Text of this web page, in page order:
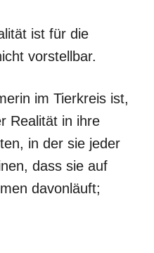
ist für die
vorstellbar.
im Tierkreis ist,
Realität in ihre
in der sie jeder
dass sie auf
davonläuft;